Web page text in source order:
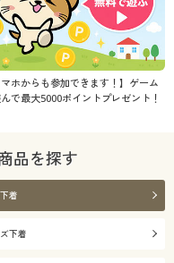
マホからも参加できます！】ゲーム
で最大5000ポイントプレゼント！
品を探す
着
下着